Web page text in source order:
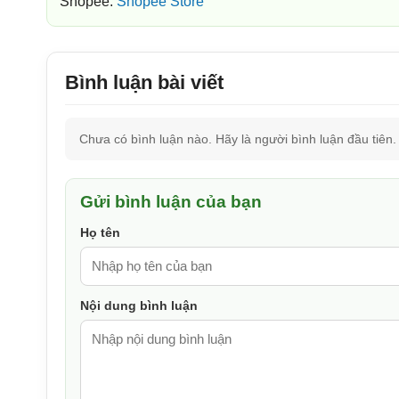
Bình luận bài viết
Chưa có bình luận nào. Hãy là người bình luận đầu tiên.
Gửi bình luận của bạn
Họ tên
Nội dung bình luận